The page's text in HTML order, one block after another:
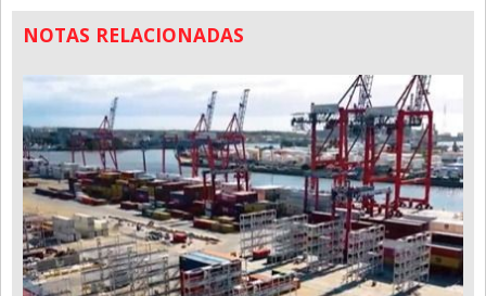
NOTAS RELACIONADAS